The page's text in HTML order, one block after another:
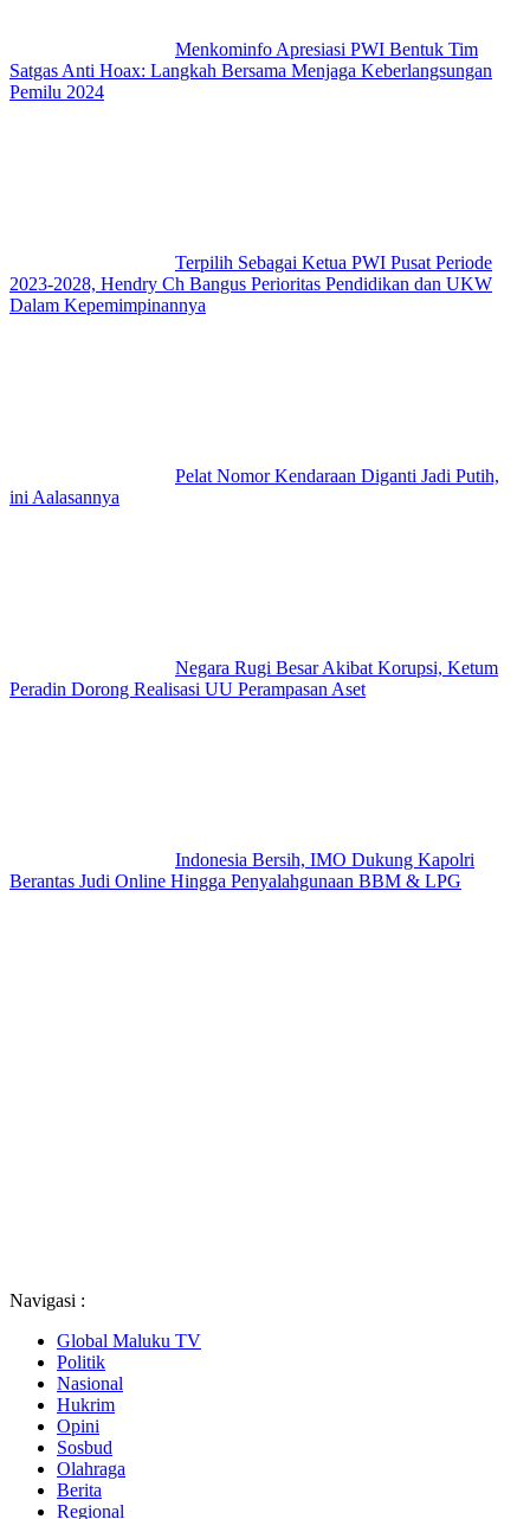
Menkominfo Apresiasi PWI Bentuk Tim
Satgas Anti Hoax: Langkah Bersama Menjaga Keberlangsungan
Pemilu 2024
Terpilih Sebagai Ketua PWI Pusat Periode
2023-2028, Hendry Ch Bangus Perioritas Pendidikan dan UKW
Dalam Kepemimpinannya
Pelat Nomor Kendaraan Diganti Jadi Putih,
ini Aalasannya
Negara Rugi Besar Akibat Korupsi, Ketum
Peradin Dorong Realisasi UU Perampasan Aset
Indonesia Bersih, IMO Dukung Kapolri
Berantas Judi Online Hingga Penyalahgunaan BBM & LPG
Navigasi :
Global Maluku TV
Politik
Nasional
Hukrim
Opini
Sosbud
Olahraga
Berita
Regional